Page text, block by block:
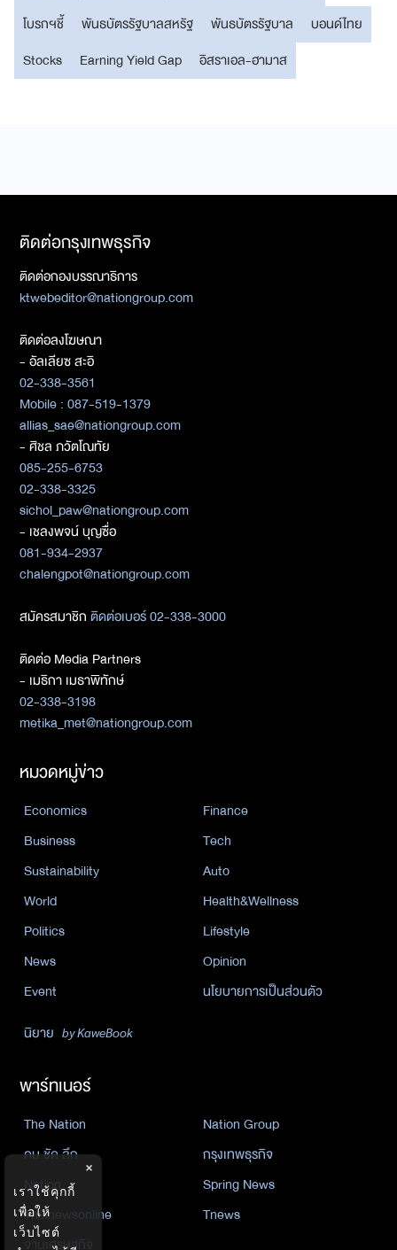
โบรกฯชี้
พันธบัตรรัฐบาลสหรัฐ พันธบัตรรัฐบาล
บอนด์ไทย
Stocks
Earning Yield Gap อิสราเอล-ฮามาส
ติดต่อกรุงเทพธุรกิจ
ติดต่อกองบรรณาธิการ
ktwebeditor@nationgroup.com
ติดต่อลงโฆษณา
- อัลเลียซ สะอิ
02-338-3561
Mobile : 087-519-1379
allias_sae@nationgroup.com
- ศิชล ภวัตโณทัย
085-255-6753
02-338-3325
sichol_paw@nationgroup.com
- เชลงพจน์ บุญซื่อ
081-934-2937
chalengpot@nationgroup.com
สมัครสมาชิกติดต่อเบอร์ 02-338-3000
ติดต่อ Media Partners
- เมธิกา เมธาพิทักษ์
02-338-3198
metika_met@nationgroup.com
หมวดหมู่ข่าว
Economics
Finance
Business
Tech
Sustainability
Auto
World
Health&Wellness
Politics
Lifestyle
News
Opinion
Event
นโยบายการเป็นส่วนตัว
นิยาย by KaweBook
พาร์ทเนอร์
The Nation
Nation Group
คม ชัด ลึก
กรุงเทพธุรกิจ
Nation
Spring News
Thainewsonline
Tnews
ฐานเศรษฐกิจ
×
เราใช้คุกกี้
เพื่อให้
เว็บไซต์